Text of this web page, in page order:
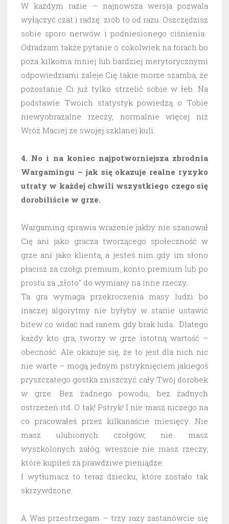
W każdym razie – najnowsza wersja pozwala
wyłączyć czat i radzę: zrób to od razu. Oszczędzisz
sobie sporo nerwów i podniesionego ciśnienia.
Odradzam także pytanie o cokolwiek na forach bo
poza kilkoma mniej lub bardziej merytorycznymi
odpowiedziami zaleje Cię takie morze szamba, że
pozostanie Ci już tylko strzelić sobie w łeb. Na
podstawie Twoich statystyk powiedzą o Tobie
niewyobrażalne rzeczy, normalnie więcej niż
Wróż Maciej ze swojej szklanej kuli.
4. No i na koniec najpotworniejsza zbrodnia
Wargamingu – jak się okazuje realne ryzyko
utraty w każdej chwili wszystkiego czego się
dorobiliście w grze.
Wargaming sprawia wrażenie jakby nie szanował
Cię ani jako gracza tworzącego społeczność w
grze ani jako klienta, a jesteś nim gdy im słono
płacisz za czołgi premium, konto premium lub po
prostu za „złoto” do wymiany na inne rzeczy.
Ta gra wymaga przekroczenia masy ludzi bo
inaczej algorytmy nie byłyby w stanie ustawić
bitew co widać nad ranem gdy brak luda. Dlatego
każdy kto gra, tworzy w grze istotną wartość –
obecność. Ale okazuje się, że to jest dla nich nic
nie warte – mogą jednym pstryknięciem jakiegoś
pryszczatego gostka zniszczyć cały Twój dorobek
w grze. Bez żadnego powodu, bez żadnych
ostrzeżeń itd. O tak! Pstryk! I nie masz niczego na
co pracowałeś przez kilkanaście miesięcy. Nie
masz ulubionych czołgów, nie masz
wyszkolonych załóg, wreszcie nie masz rzeczy,
które kupiłeś za prawdziwe pieniądze.
I wytłumacz to teraz dziecku, które zostało tak
skrzywdzone.
A Was przestrzegam – trzy razy zastanówcie się